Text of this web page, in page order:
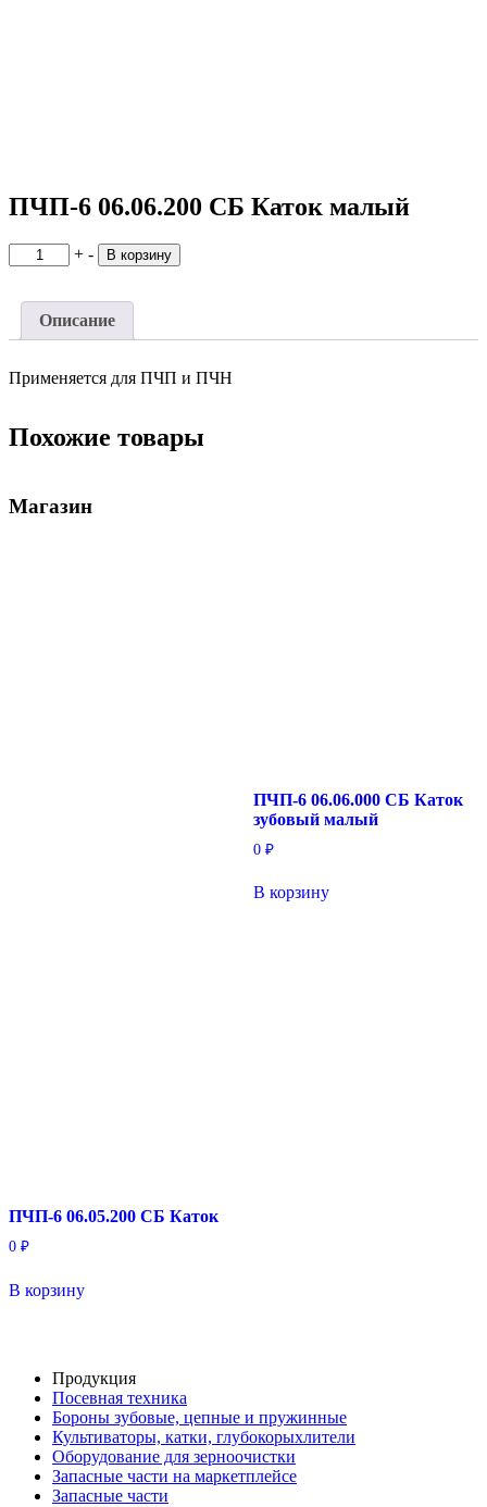
ПЧП-6 06.06.200 СБ Каток малый
Количество
товара
06.06.200
малый
+ - В корзину
Описание
Применяется для ПЧП и ПЧН
Похожие товары
Магазин
ПЧП-6 06.06.000 СБ Каток
зубовый малый
0 ₽
В корзину
ПЧП-6 06.05.200 СБ Каток
0 ₽
В корзину
Продукция
Посевная техника
Бороны зубовые, цепные и пружинные
Культиваторы, катки, глубокорыхлители
Оборудование для зерноочистки
Запасные части на маркетплейсе
Запасные части